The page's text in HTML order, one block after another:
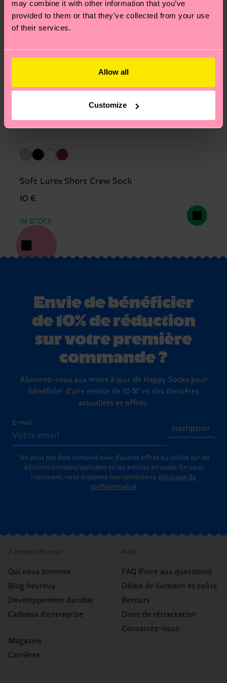
may combine it with other information that you’ve
provided to them or that they’ve collected from your use
of their services.
Allow all
Customize
Soft Lurex Short Crew Sock
10 €
IN STOCK
Envie de bénéficier
de 10% de réduction
sur votre première
commande ?
Abonnez-vous aux mises à jour de Happy Socks pour
bénéficier d'une remise de 10 %* et des dernières
actualités et offres.
E-mail
Inscription
*Ne peut pas être combiné avec d'autres offres ou utilisé sur les
éditions limitées/spéciales et les articles en solde. En vous
inscrivant, vous acceptez nos conditions. politique de
confidentialité
À propos de nous
Qui nous sommes
Blog heureux
Développement durable
Cadeaux d'entreprise
Magasins
Carrières
Aide
FAQ (Foire aux questions)
Délais de livraison et coûts
Retours
Droit de rétractation
Contactez-nous